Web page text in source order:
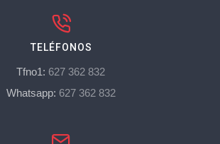
TELÉFONOS
Tfno1: 627 362 832
Whatsapp: 627 362 832